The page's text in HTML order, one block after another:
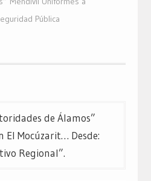
Pública
de Álamos”
El Mocúzarit… Desde:
Regional”.